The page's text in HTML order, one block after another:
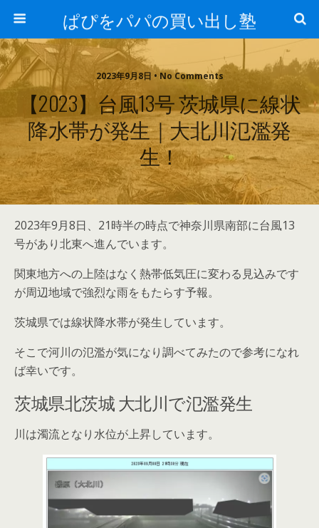
ぱぴをパパの買い出し塾
2023年9月8日 • No Comments
【2023】台風13号 茨城県に線状
降水帯が発生｜大北川氾濫発
生！
2023年9月8日、21時半の時点で神奈川県南部に台風13
号があり北東へ進んでいます。
関東地方への上陸はなく熱帯低気圧に変わる見込みです
が周辺地域で強烈な雨をもたらす予報。
茨城県では線状降水帯が発生しています。
そこで河川の氾濫が気になり調べてみたので参考になれ
ば幸いです。
茨城県北茨城 大北川で氾濫発生
川は濁流となり水位が上昇しています。